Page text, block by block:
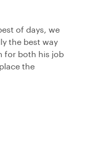
of days, we
the best way
for both his job
the